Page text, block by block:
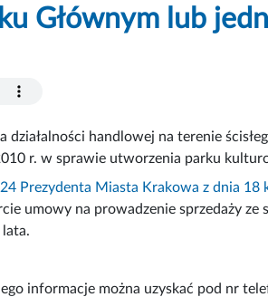
Głównym lub
działalności handlowej na terenie
r. w sprawie utworzenia parku
Prezydenta Miasta Krakowa z dnia 18
umowy na prowadzenie sprzedaży
lata.
informacje można uzyskać pod nr